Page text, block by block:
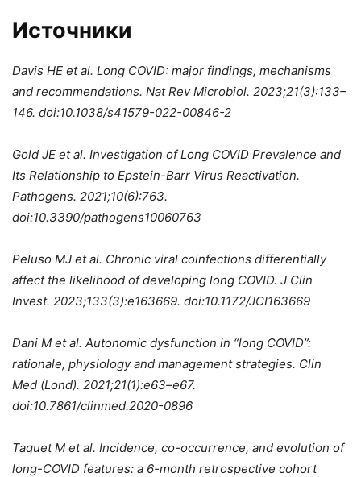
Источники
Davis HE et al. Long COVID: major findings, mechanisms
and recommendations. Nat Rev Microbiol. 2023;21(3):133–
146. doi:10.1038/s41579-022-00846-2
Gold JE et al. Investigation of Long COVID Prevalence and
Its Relationship to Epstein-Barr Virus Reactivation.
Pathogens. 2021;10(6):763.
doi:10.3390/pathogens10060763
Peluso MJ et al. Chronic viral coinfections differentially
affect the likelihood of developing long COVID. J Clin
Invest. 2023;133(3):e163669. doi:10.1172/JCI163669
Dani M et al. Autonomic dysfunction in “long COVID”:
rationale, physiology and management strategies. Clin
Med (Lond). 2021;21(1):e63–e67.
doi:10.7861/clinmed.2020-0896
Taquet M et al. Incidence, co-occurrence, and evolution of
long-COVID features: a 6-month retrospective cohort